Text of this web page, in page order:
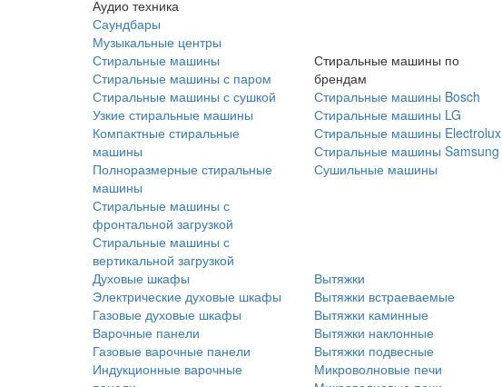
Аудио техника
Саундбары
Музыкальные центры
Стиральные машины
Стиральные машины с паром
Стиральные машины с сушкой
Узкие стиральные машины
Компактные стиральные
машины
Полноразмерные стиральные
машины
Стиральные машины с
фронтальной загрузкой
Стиральные машины с
вертикальной загрузкой
Стиральные машины по
брендам
Стиральные машины Bosch
Стиральные машины LG
Стиральные машины Electrolux
Стиральные машины Samsung
Сушильные машины
Духовые шкафы
Электрические духовые шкафы
Газовые духовые шкафы
Варочные панели
Газовые варочные панели
Индукционные варочные
Вытяжки
Вытяжки встраеваемые
Вытяжки каминные
Вытяжки наклонные
Вытяжки подвесные
Микроволновые печи